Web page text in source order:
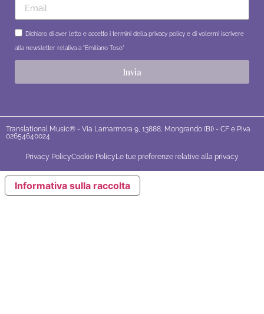
Dichiaro di aver letto e accetto i termini della privacy policy e di volermi iscrivere
alla newsletter relativa a "Emiliano Toso"
Invia
Translational Music® - Via Lamarmora 9, 13888, Mongrando (BI) - CF e PIva
02654640024
Privacy PolicyCookie Policy Le tue preferenze relative alla privacy
Informativa sulla raccolta